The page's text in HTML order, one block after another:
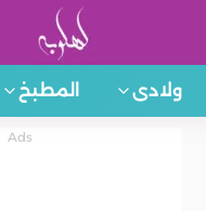
ولادى المطبخ